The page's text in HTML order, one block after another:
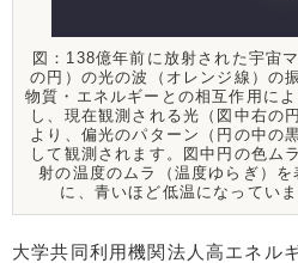
図：138億年前に放射された宇宙
の円）の光の波（オレンジ線）の
物質・エネルギーとの相互作用に
し、現在観測される光（図中右の
より、偏光のパターン（円の中の
して観測されます。図中円の色ム
射の温度のムラ（温度ゆらぎ）
に、青いほど低温になってい
大学共同利用機関法人高エネル